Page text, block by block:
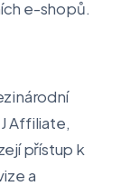
e-shopů.
Affiliate,
přístup k
a